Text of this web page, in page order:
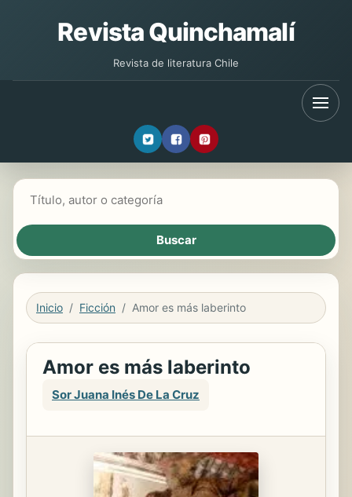
Revista Quinchamalí
Revista de literatura Chile
Inicio Ficción Amor es más laberinto
Amor es más laberinto
Sor Juana Inés De La Cruz